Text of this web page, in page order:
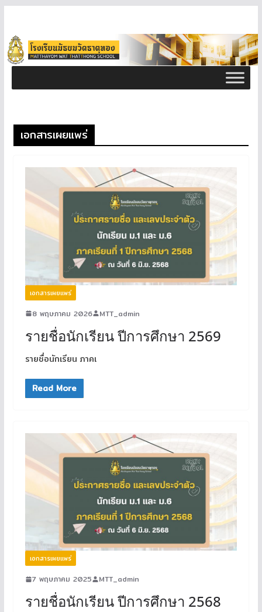
เอกสารเผยแพร่
เอกสารเผยแพร่
8 พฤษภาคม 2026 MTT_admin
รายชื่อนักเรียน ปีการศึกษา 2569
รายชื่อนักเรียน ภาคเ
Read More
เอกสารเผยแพร่
7 พฤษภาคม 2025 MTT_admin
รายชื่อนักเรียน ปีการศึกษา 2568